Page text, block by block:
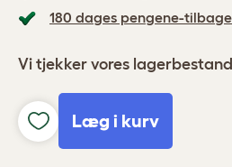
180 dages pengene-
Vi tjekker vores
Læg i kurv